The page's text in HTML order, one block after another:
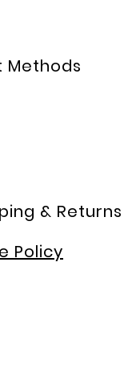
Methods
& Returns
Policy